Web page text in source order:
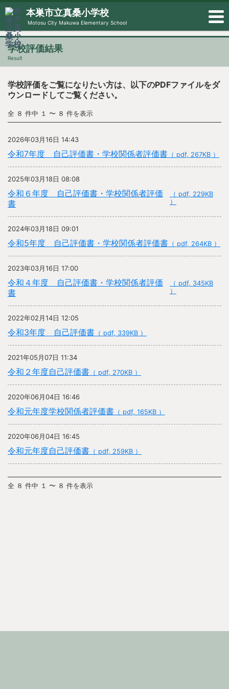
本巣市立真桑小学校
Motosu City Makuwa Elementary School
学校評価結果
Result
学校評価をご覧になりたい方は、以下のPDFファイルをダ
ウンロードしてご覧ください。
全 ８ 件中 １ 〜 ８ 件を表示
2026年03月16日 14:43
令和7年度 自己評価書・学校関係者評価書 （ pdf, 267KB ）
2025年03月18日 08:08
令和６年度 自己評価書・学校関係者評価
書
（ pdf, 229KB
）
2024年03月18日 09:01
令和5年度 自己評価書・学校関係者評価書 （ pdf, 264KB ）
2023年03月16日 17:00
令和４年度 自己評価書・学校関係者評価
書
（ pdf, 345KB
）
2022年02月14日 12:05
令和3年度 自己評価書 （ pdf, 339KB ）
2021年05月07日 11:34
令和２年度自己評価書 （ pdf, 270KB ）
2020年06月04日 16:46
令和元年度学校関係者評価書 （ pdf, 165KB ）
2020年06月04日 16:45
令和元年度自己評価書 （ pdf, 259KB ）
全 ８ 件中 １ 〜 ８ 件を表示